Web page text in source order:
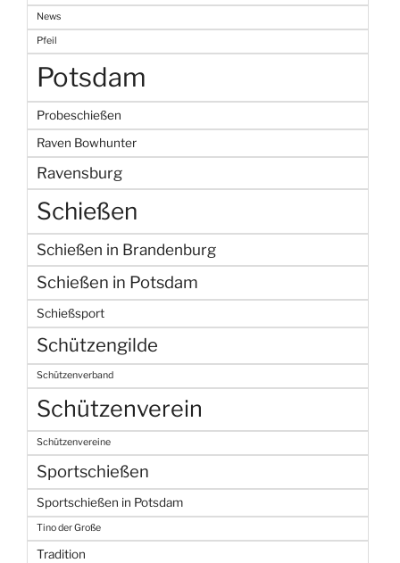
News
Pfeil
Potsdam
Probeschießen
Raven Bowhunter
Ravensburg
Schießen
Schießen in Brandenburg
Schießen in Potsdam
Schießsport
Schützengilde
Schützenverband
Schützenverein
Schützenvereine
Sportschießen
Sportschießen in Potsdam
Tino der Große
Tradition